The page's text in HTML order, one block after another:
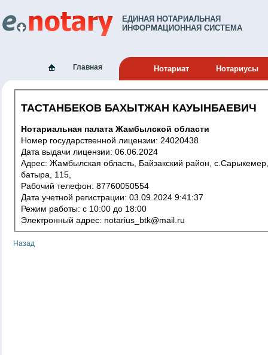
ЕДИНАЯ НОТАРИАЛЬНАЯ
ИНФОРМАЦИОННАЯ СИСТЕМА
Главная Нотариат Нотариусы
ТАСТАНБЕКОВ БАХЫТЖАН КАУЫНБАЕВИЧ
Нотариальная палата Жамбылской области
Номер государственной лицензии: 24020438
Дата выдачи лицензии: 06.06.2024
Адрес: Жамбылская область, Байзакский район, с.Сарыкемер, Байзак
батыра, 115,
Рабочий телефон: 87760050554
Дата учетной регистрации: 03.09.2024 9:41:37
Режим работы: с 10:00 до 18:00
Электронный адрес: notarius_btk@mail.ru
Назад